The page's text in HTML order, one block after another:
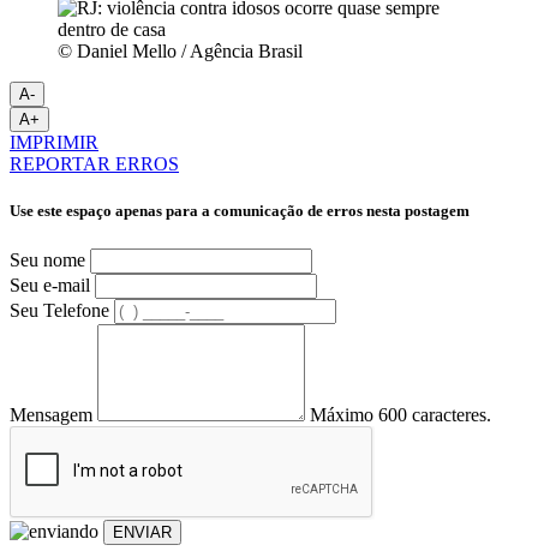
© Daniel Mello / Agência Brasil
A-
A+
IMPRIMIR
REPORTAR ERROS
Use este espaço apenas para a comunicação de erros nesta postagem
Seu nome
Seu e-mail
Seu Telefone
Mensagem Máximo 600 caracteres.
ENVIAR